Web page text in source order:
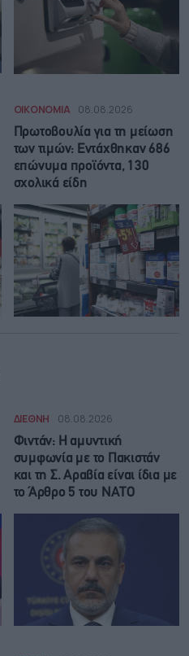
ΟΙΚΟΝΟΜΙΑ 08.08.2026
Πρωτοβουλία για τη μείωση
των τιμών: Εντάχθηκαν 686
επώνυμα προϊόντα, 130
σχολικά είδη
ΔΙΕΘΝΗ 08.08.2026
Φιντάν: Η αμυντική
συμφωνία με το Πακιστάν
και τη Σ. Αραβία είναι ίδια με
τo Άρθρο 5 του ΝΑΤΟ